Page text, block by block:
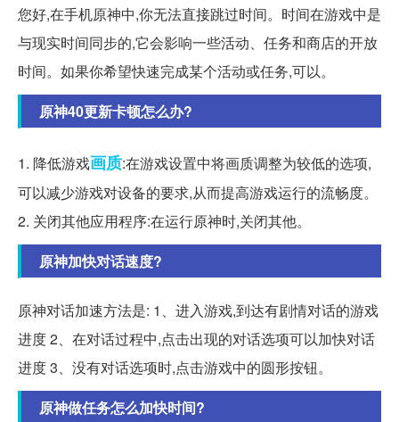
您好,在手机原神中,你无法直接跳过时间。时间在游戏中是
与现实时间同步的,它会影响一些活动、任务和商店的开放
时间。如果你希望快速完成某个活动或任务,可以。
原神40更新卡顿怎么办?
1. 降低游戏画质:在游戏设置中将画质调整为较低的选项,
可以减少游戏对设备的要求,从而提高游戏运行的流畅度。
2. 关闭其他应用程序:在运行原神时,关闭其他。
原神加快对话速度?
原神对话加速方法是: 1、进入游戏,到达有剧情对话的游戏
进度 2、在对话过程中,点击出现的对话选项可以加快对话
进度 3、没有对话选项时,点击游戏中的圆形按钮。
原神做任务怎么加快时间?